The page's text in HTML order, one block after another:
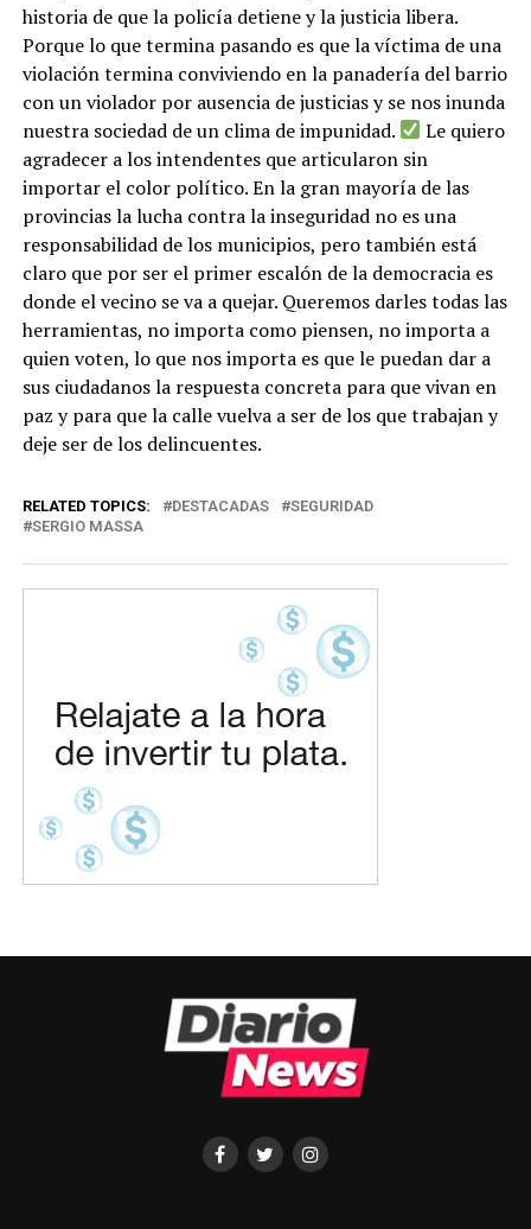
historia de que la policía detiene y la justicia libera.
Porque lo que termina pasando es que la víctima de una
violación termina conviviendo en la panadería del barrio
con un violador por ausencia de justicias y se nos inunda
nuestra sociedad de un clima de impunidad.
Le quiero
agradecer a los intendentes que articularon sin
importar el color político. En la gran mayoría de las
provincias la lucha contra la inseguridad no es una
responsabilidad de los municipios, pero también está
claro que por ser el primer escalón de la democracia es
donde el vecino se va a quejar. Queremos darles todas las
herramientas, no importa como piensen, no importa a
quien voten, lo que nos importa es que le puedan dar a
sus ciudadanos la respuesta concreta para que vivan en
paz y para que la calle vuelva a ser de los que trabajan y
deje ser de los delincuentes.
RELATED TOPICS: DESTACADAS
SEGURIDAD
SERGIO MASSA